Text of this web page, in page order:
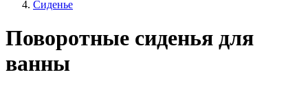
Сиденье
Поворотные сиденья для
ванны